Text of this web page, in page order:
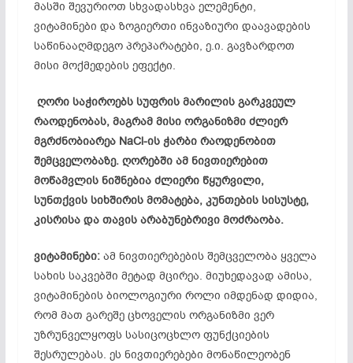
მასში შევურიოთ სხვადასხვა ელემენტი,
ვიტამინები და ზოგიერთი ინვაზიური დაავადების
საწინააღმდეგო პრეპარატები, ე.ი. გავზარდოთ
მისი მოქმედების ეფექტი.
ღორი საჭიროებს სუფრის მარილის გარკვეულ
რაოდენობას, მაგრამ მისი ორგანიზმი ძლიერ
მგრძნობიარეა NaCl-ის ჭარბი რაოდენობით
შემცველობაზე. ღორებში ამ ნივთიერებით
მოწამვლის ნიშნებია ძლიერი წყურვილი,
სუნთქვის სიხშირის მომატება, კუნთების სისუსტე,
კისრისა და თავის არაბუნებრივი მოძრაობა.
ვიტამინები:ამ ნივთიერებების შემცველობა ყველა
სახის საკვებში მეტად მცირეა. მიუხედავად ამისა,
ვიტამინების ბიოლოგიური როლი იმდენად დიდია,
რომ მათ გარეშე ცხოველის ორგანიზმი ვერ
უზრუნველყოფს სასიცოცხლო ფუნქციების
შესრულებას. ეს ნივთიერებები მონაწილეობენ